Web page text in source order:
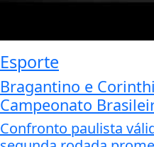
Esporte
Bragantino e
Campeonato
Confronto paulista